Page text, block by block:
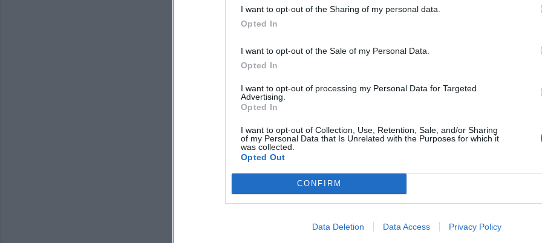
I want to opt-out of the Sharing of my personal data.
Opted In
I want to opt-out of the Sale of my Personal Data.
Opted In
I want to opt-out of processing my Personal Data for Targeted
Advertising.
Opted In
I want to opt-out of Collection, Use, Retention, Sale, and/or Sharing
of my Personal Data that Is Unrelated with the Purposes for which it
was collected.
Opted Out
CONFIRM
Data Deletion Data Access Privacy Policy
από τη θέση του